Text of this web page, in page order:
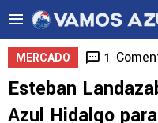
MERCADO 1
Esteban
Azul Hidalgo